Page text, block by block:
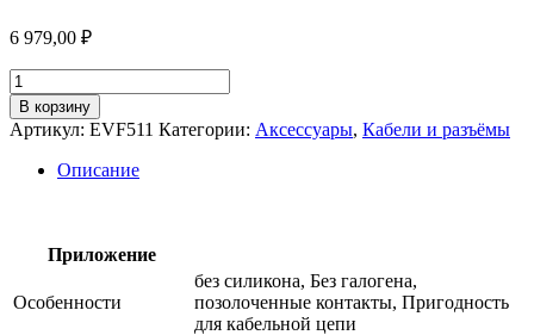
6 979,00 ₽
Количество
товара
Соединительный
кабель
evf511
В корзину
Артикул: EVF511 Категории: Аксессуары, Кабели и разъёмы
Описание
Приложение
Особенности
без силикона, Без галогена,
позолоченные контакты, Пригодность
для кабельной цепи